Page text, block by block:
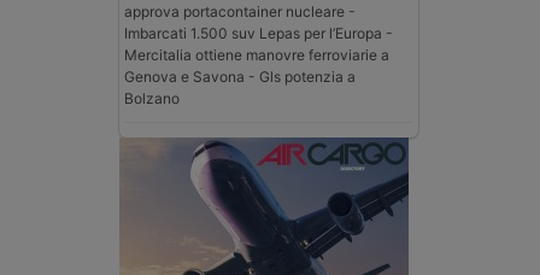
approva portacontainer nucleare -
Imbarcati 1.500 suv Lepas per l’Europa -
Mercitalia ottiene manovre ferroviarie a
Genova e Savona - Gls potenzia a
Bolzano